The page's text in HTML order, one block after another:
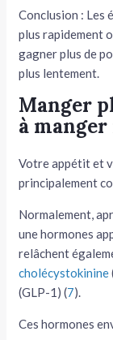
Conclusion : Les
plus rapidement
gagner plus de
plus lentement.
Manger
à
Votre appétit et
principalement
Normalement,
une hormones
relâchent
cholécystokinine
(GLP-1) (7).
Ces hormones